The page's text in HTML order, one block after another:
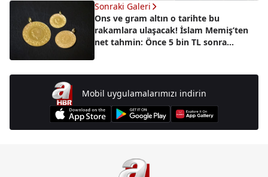
Sonraki Galeri
Ons ve gram altın o tarihte bu
rakamlara ulaşacak! İslam Memiş’ten
net tahmin: Önce 5 bin TL sonra...
Mobil uygulamalarımızı indirin